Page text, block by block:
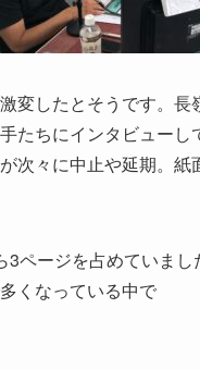
変したとそうです。 長
たちにインタビューし
次々に中止や延期。 紙
3ページを占めていまし
くなっている中で